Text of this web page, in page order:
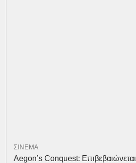
ΣΙΝΕΜΑ
Aegon’s Conquest: Επιβεβαιώνεται